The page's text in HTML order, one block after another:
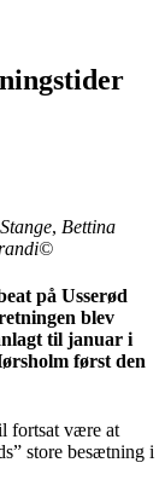
, Bettina
på Usserød
blev
til januar i
først den
fortsat være at
store besætning i